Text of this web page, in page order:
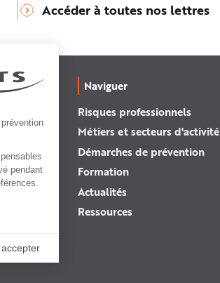
Accéder à toutes nos lettres
Naviguer
Risques professionnels
Métiers et secteurs d'activité
Démarches de prévention
Formation
Actualités
Ressources